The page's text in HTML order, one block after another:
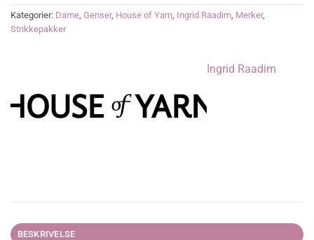
Kategorier: Dame, Genser, House of Yarn, Ingrid Raadim, Merker,
Strikkepakker
Ingrid Raadim
BESKRIVELSE